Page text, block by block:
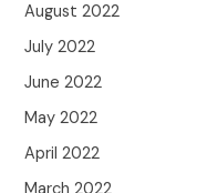
August 2022
July 2022
June 2022
May 2022
April 2022